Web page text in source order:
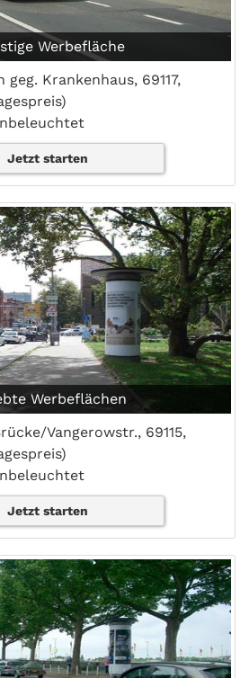
Werbefläche
geg. Krankenhaus, 69117,
Jetzt starten
Werbeflächen
Vangerowstr., 69115,
Jetzt starten